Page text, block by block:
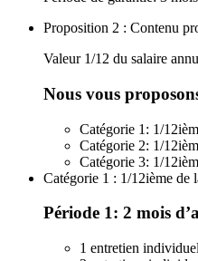
Proposition 2 : Contenu
Valeur 1/12 du salaire
Nous vous
Catégorie 1: 1/
Catégorie 2: 1/
Catégorie 3: 1/
Catégorie 1 : 1/12ième de
Période 1: 2 mois
1 entretien